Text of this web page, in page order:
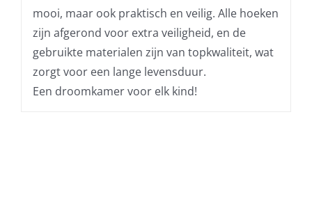
mooi, maar ook praktisch en veilig. Alle hoeken
zijn afgerond voor extra veiligheid, en de
gebruikte materialen zijn van topkwaliteit, wat
zorgt voor een lange levensduur.
Een droomkamer voor elk kind!